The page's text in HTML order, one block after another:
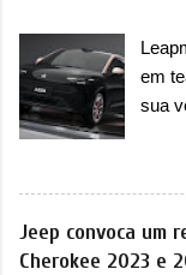
em
sua
em
a
Jeep convoca um
Cherokee 2023 e